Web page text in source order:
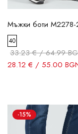
Мъжки боти M2278-
40
33.23 € / 64.99
28.12 € / 55.00
-15%